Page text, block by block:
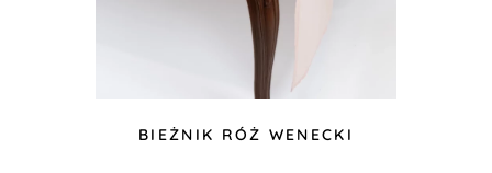
BIEŻNIK RÓŻ WENECKI